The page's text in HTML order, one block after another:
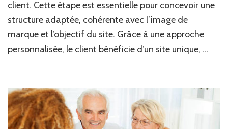
web
Paris
pour
une
professionnel
?
client. Cette étape est essentielle pour concevoir une
structure adaptée, cohérente avec l’image de
marque et l’objectif du site. Grâce à une approche
personnalisée, le client bénéficie d’un site unique, …